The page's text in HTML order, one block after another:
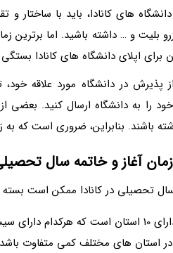
دانشگاه های کانادا، باید با
بلیت و … داشته باشید. اما
برای اپلای دانشگاه های کانادا
را به دانشگاه ارسال کنید. بعضی
باشند. بنابراین، ضروری است که به
آغاز و خاتمه سال
تحصیلی در کانادا ممکن است
استان: کانادا دارای 10 استان است که
استان های مختلف کمی متفاوت باشد.